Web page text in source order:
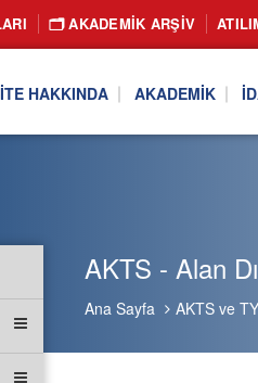
🗂️ AKADEMIK ARŞIV
HAKKINDA AKADEMIK
AKTS - Alan
Ana Sayfa AKTS ve